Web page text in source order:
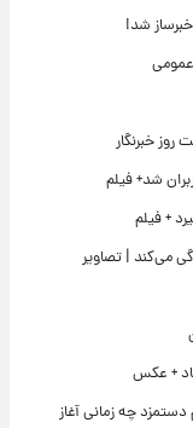
شد!
عمومی
روز خبرنگار
شد+ فیلم
+ فیلم
می‌کند | تصاویر
+ عکس
دستمزد چه زمانی آغاز